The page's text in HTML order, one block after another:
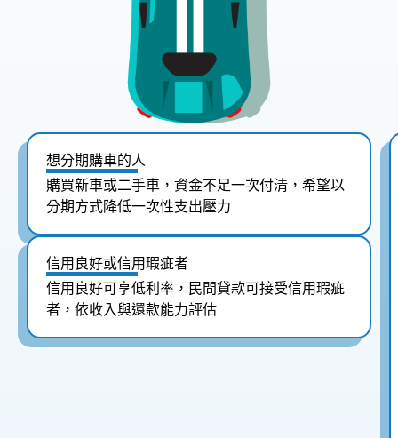
想分期購車的人
購買新車或二手車，資金不足一次付清，希望以
分期方式降低一次性支出壓力
信用良好或信用瑕疵者
信用良好可享低利率，民間貸款可接受信用瑕疵
者，依收入與還款能力評估